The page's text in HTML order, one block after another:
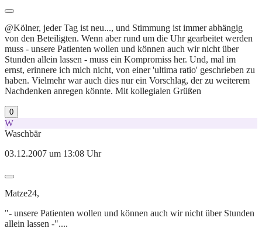
@Kölner, jeder Tag ist neu..., und Stimmung ist immer abhängig
von den Beteiligten. Wenn aber rund um die Uhr gearbeitet werden
muss - unsere Patienten wollen und können auch wir nicht über
Stunden allein lassen - muss ein Kompromiss her. Und, mal im
ernst, erinnere ich mich nicht, von einer 'ultima ratio' geschrieben zu
haben. Vielmehr war auch dies nur ein Vorschlag, der zu weiterem
Nachdenken anregen könnte. Mit kollegialen Grüßen
0
W
Waschbär
03.12.2007 um 13:08 Uhr
Matze24,
"- unsere Patienten wollen und können auch wir nicht über Stunden
allein lassen -"....